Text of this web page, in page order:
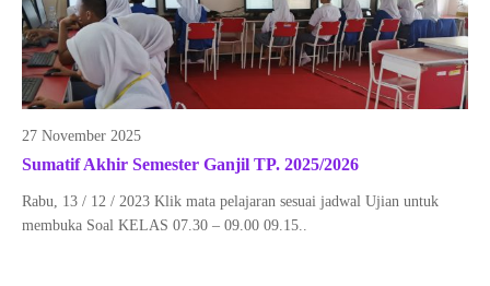
27 November 2025
Sumatif Akhir Semester Ganjil TP. 2025/2026
Rabu, 13 / 12 / 2023 Klik mata pelajaran sesuai jadwal Ujian untuk
membuka Soal KELAS 07.30 – 09.00 09.15..